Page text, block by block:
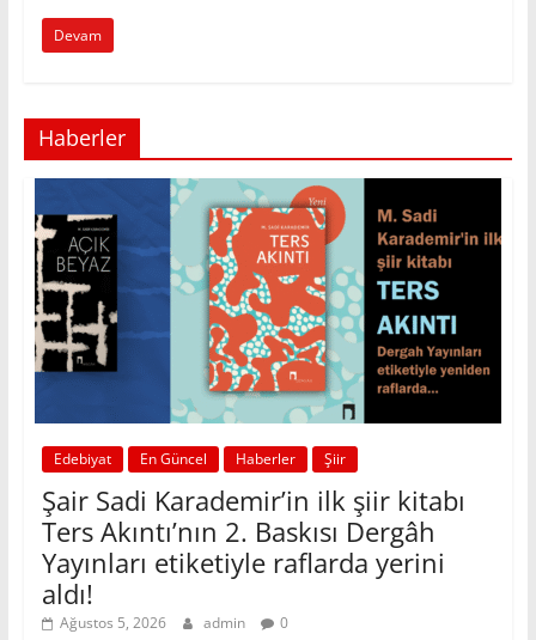
Devam
Haberler
Edebiyat En Güncel Haberler Şiir
Şair Sadi Karademir’in ilk şiir kitabı
Ters Akıntı’nın 2. Baskısı Dergâh
Yayınları etiketiyle raflarda yerini
aldı!
Ağustos 5, 2026 admin 0